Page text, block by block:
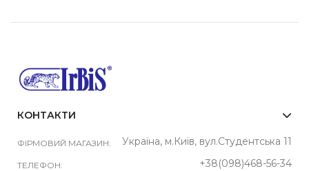
КОНТАКТИ
ФІРМОВИЙ МАГАЗИН: Україна, м.Київ, вул.Студентська 11
ТЕЛЕФОН: +38(098)468-56-34